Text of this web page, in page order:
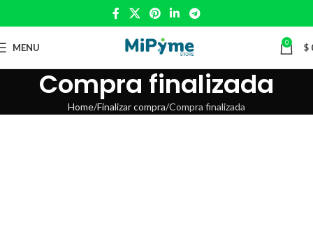
MENU 0 $
Compra finalizada
Home Finalizar compra Compra finalizada